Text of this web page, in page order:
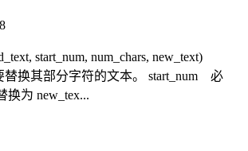
start_num, num_chars, new_text)
换其部分字符的文本。 start_num 必
换为 new_tex...